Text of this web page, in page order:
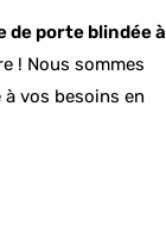
de porte blindée à
! Nous sommes
vos besoins en